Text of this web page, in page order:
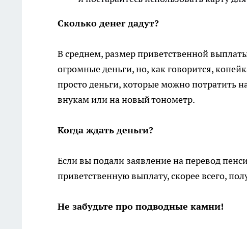
Сколько денег дадут?
В среднем, размер приветственной
огромные деньги, но, как говорится,
просто деньги, которые можно потратить
внукам или на новый тонометр.
Когда ждать деньги?
Если вы подали заявление на перевод
приветственную выплату, скорее всего,
Не забудьте про подводные камни!